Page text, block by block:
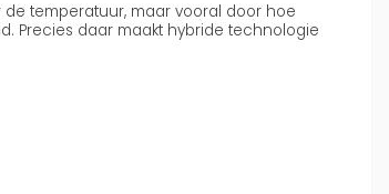
temperatuur, maar vooral door hoe
Precies daar maakt hybride technologie